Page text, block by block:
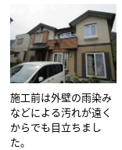
施工前は外壁の雨染み
などによる汚れが遠く
からでも目立ちまし
た。